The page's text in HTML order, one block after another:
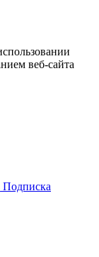
веб-сайта
Подписка